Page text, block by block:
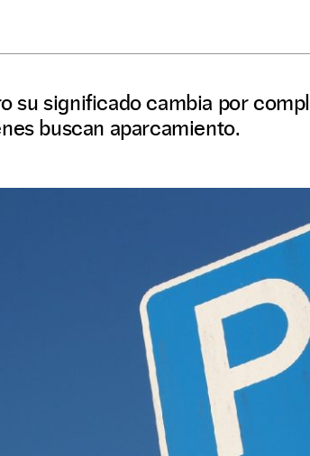
su significado cambia por
buscan aparcamiento.